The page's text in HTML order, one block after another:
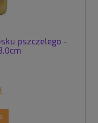
pszczelego -